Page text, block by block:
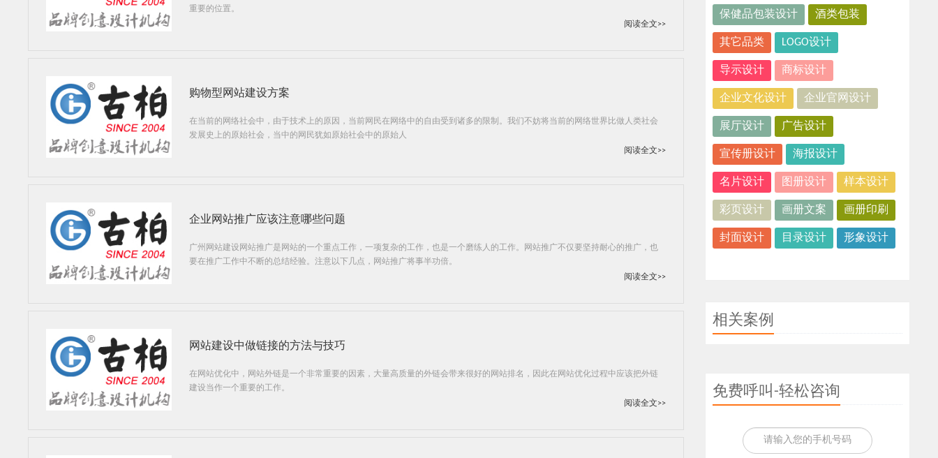
重要的位置。
阅读全文>>
购物型网站建设方案
在当前的网络社会中，由于技术上的原因，当前网民在网络中的自由受到诸多的限制。我们不妨将当前的网络世界比做人类社会
发展史上的原始社会，当中的网民犹如原始社会中的原始人
阅读全文>>
企业网站推广应该注意哪些问题
广州网站建设网站推广是网站的一个重点工作，一项复杂的工作，也是一个磨练人的工作。网站推广不仅要坚持耐心的推广，也
要在推广工作中不断的总结经验。注意以下几点，网站推广将事半功倍。
阅读全文>>
网站建设中做链接的方法与技巧
在网站优化中，网站外链是一个非常重要的因素，大量高质量的外链会带来很好的网站排名，因此在网站优化过程中应该把外链
建设当作一个重要的工作。
阅读全文>>
保健品包装设计 酒类包装
其它品类 LOGO设计
导示设计 商标设计
企业文化设计 企业官网设计
展厅设计 广告设计
宣传册设计 海报设计
名片设计 图册设计 样本设计
彩页设计 画册文案 画册印刷
封面设计 目录设计 形象设计
相关案例
免费呼叫-轻松咨询